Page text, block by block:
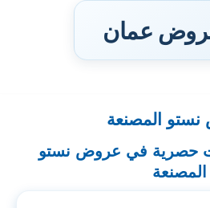
عمان
المصنعة
حصرية في عروض نستو
المصنعة